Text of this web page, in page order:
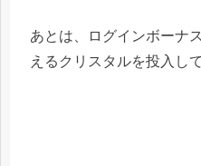
あとは、ログインボーナ
えるクリスタルを投入し